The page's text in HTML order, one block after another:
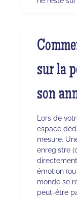
sur la
son
Lors de
espace
mesure.
enregistre
émotion
monde se
peut-être